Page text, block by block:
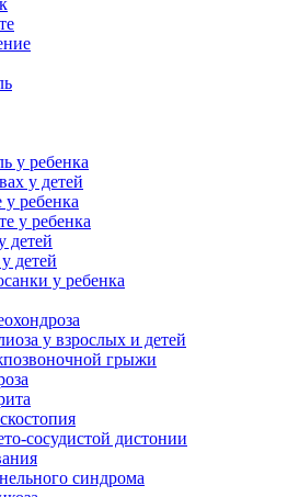
у ребенка
у детей
ребенка
у ребенка
детей
детей
у ребенка
у взрослых и детей
грыжи
сосудистой дистонии
синдрома